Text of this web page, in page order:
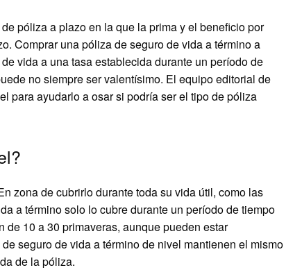
póliza a plazo en la que la prima y el beneficio por
Comprar una póliza de seguro de vida a término a
vida a una tasa establecida durante un período de
no siempre ser valentísimo. El equipo editorial de
para ayudarlo a osar si podría ser el tipo de póliza
zona de cubrirlo durante toda su vida útil, como las
a término solo lo cubre durante un período de tiempo
10 a 30 primaveras, aunque pueden estar
seguro de vida a término de nivel mantienen el mismo
de la póliza.